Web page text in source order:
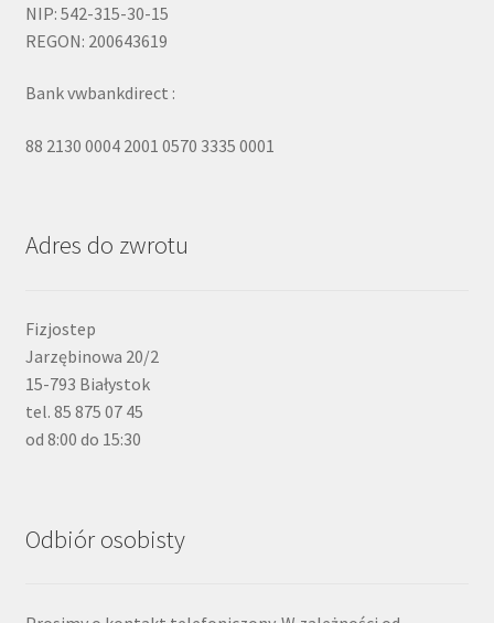
NIP: 542-315-30-15
REGON: 200643619
Bank vwbankdirect :
88 2130 0004 2001 0570 3335 0001
Adres do zwrotu
Fizjostep
Jarzębinowa 20/2
15-793 Białystok
tel. 85 875 07 45
od 8:00 do 15:30
Odbiór osobisty